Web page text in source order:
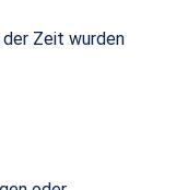
Zeit wurden